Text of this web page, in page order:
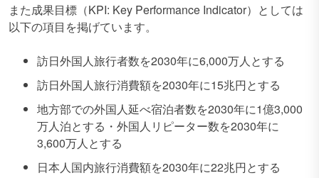
また成果目標（KPI: Key Performance Indicator）としては
以下の項目を掲げています。
訪日外国人旅行者数を2030年に6,000万人とする
訪日外国人旅行消費額を2030年に15兆円とする
地方部での外国人延べ宿泊者数を2030年に1億3,000
万人泊とする・外国人リピーター数を2030年に
3,600万人とする
日本人国内旅行消費額を2030年に22兆円とする